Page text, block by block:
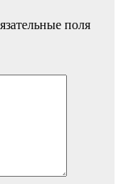
поля